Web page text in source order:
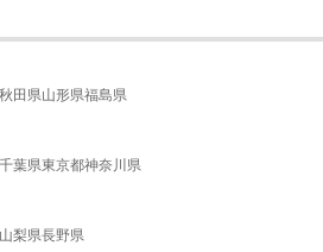
秋田県山形県福島県
千葉県東京都神奈川県
山梨県長野県